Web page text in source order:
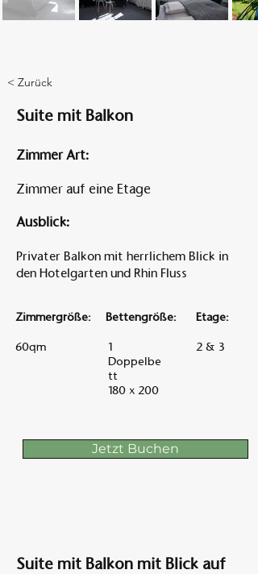
< Zurück
Suite mit Balkon
Zimmer Art:
Zimmer auf eine Etage
Ausblick:
Privater Balkon mit herrlichem Blick in
den Hotelgarten und Rhin Fluss
Zimmergröße:
60qm
Bettengröße:
1
Doppelbe
tt
180 x 200
Etage:
2 & 3
Jetzt Buchen
Suite mit Balkon mit Blick auf